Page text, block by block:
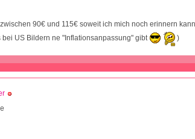
90€ und 115€ soweit ich mich noch erinnern
US Bildern ne "Inflationsanpassung" gibt
)